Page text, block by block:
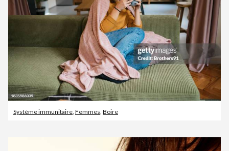
Système immunitaire, Femmes, Boire